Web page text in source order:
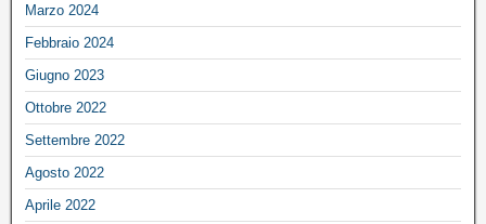
Marzo 2024
Febbraio 2024
Giugno 2023
Ottobre 2022
Settembre 2022
Agosto 2022
Aprile 2022